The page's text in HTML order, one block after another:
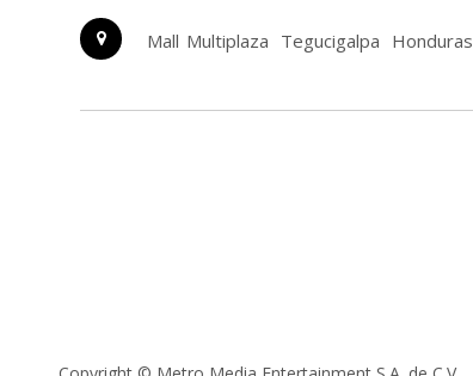
Mall Multiplaza Tegucigalpa Honduras